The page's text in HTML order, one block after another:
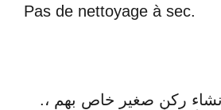
Pas de nettoyage à sec.
.يسمح للأطفال بإنشاء ركن صغير خاص بهم ،